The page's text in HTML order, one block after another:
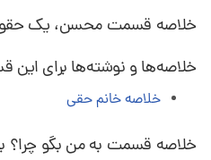
خلاصه قسمت محسن، یک
خلاصه‌ها و نوشته‌ها برای
خلاصه خانم حقی
خلاصه قسمت به من بگو چرا؟ با